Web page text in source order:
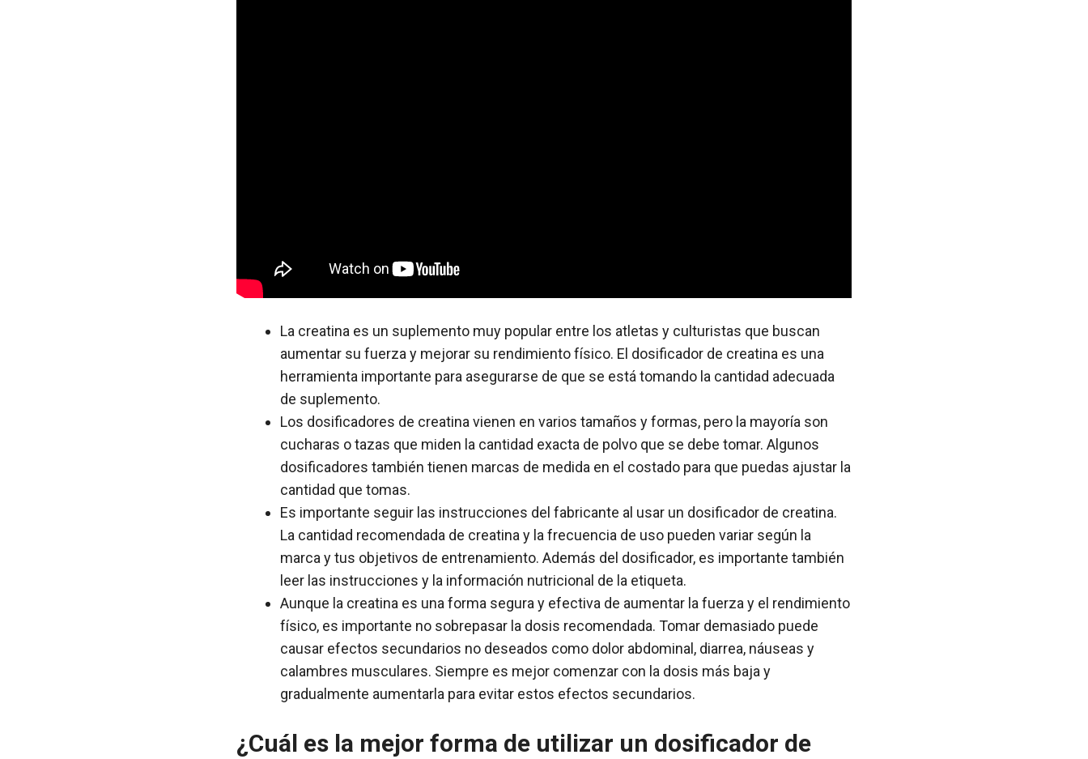
La creatina es un suplemento muy popular entre los atletas y culturistas que buscan
aumentar su fuerza y mejorar su rendimiento físico. El dosificador de creatina es una
herramienta importante para asegurarse de que se está tomando la cantidad adecuada
de suplemento.
Los dosificadores de creatina vienen en varios tamaños y formas, pero la mayoría son
cucharas o tazas que miden la cantidad exacta de polvo que se debe tomar. Algunos
dosificadores también tienen marcas de medida en el costado para que puedas ajustar la
cantidad que tomas.
Es importante seguir las instrucciones del fabricante al usar un dosificador de creatina.
La cantidad recomendada de creatina y la frecuencia de uso pueden variar según la
marca y tus objetivos de entrenamiento. Además del dosificador, es importante también
leer las instrucciones y la información nutricional de la etiqueta.
Aunque la creatina es una forma segura y efectiva de aumentar la fuerza y el rendimiento
físico, es importante no sobrepasar la dosis recomendada. Tomar demasiado puede
causar efectos secundarios no deseados como dolor abdominal, diarrea, náuseas y
calambres musculares. Siempre es mejor comenzar con la dosis más baja y
gradualmente aumentarla para evitar estos efectos secundarios.
¿Cuál es la mejor forma de utilizar un dosificador de